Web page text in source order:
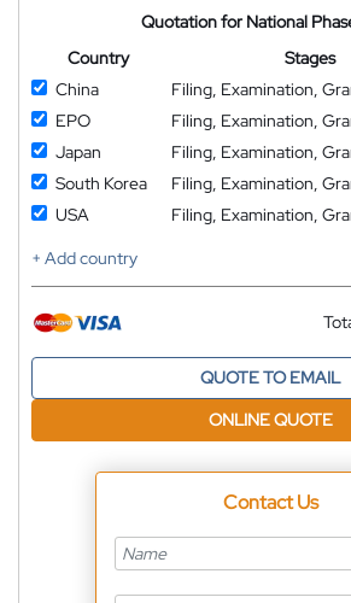
Quotation for National
Country
Stages
China
Filing, Examination,
EPO
Filing, Examination,
Japan
Filing, Examination,
South Korea
Filing, Examination,
USA
Filing, Examination,
+ Add country
QUOTE TO EMAIL
ONLINE QUOTE
Contact Us